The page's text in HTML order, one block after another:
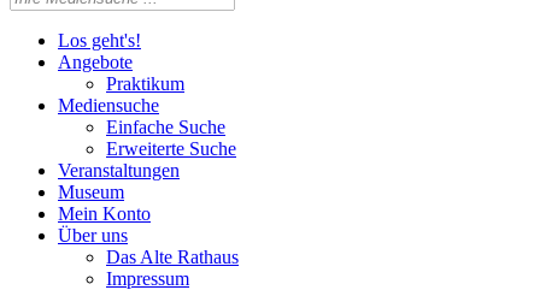
Los geht's!
Angebote
Praktikum
Mediensuche
Einfache Suche
Erweiterte Suche
Veranstaltungen
Museum
Mein Konto
Über uns
Das Alte Rathaus
Impressum